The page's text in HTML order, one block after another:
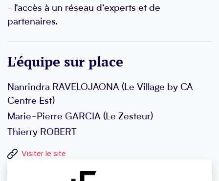
- l’accès à un réseau d’experts et de
partenaires.
L'équipe sur place
Nanrindra RAVELOJAONA (Le Village by CA
Centre Est)
Marie-Pierre GARCIA (Le Zesteur)
Thierry ROBERT
Visiter le site